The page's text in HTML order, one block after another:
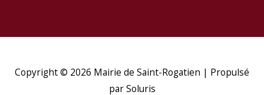
Copyright © 2026 Mairie de Saint-Rogatien | Propulsé
par Soluris